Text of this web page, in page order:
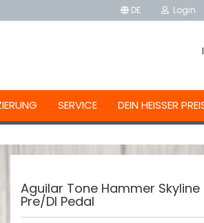
DE Login
SERVICE DEIN HEISSER
Aguilar Tone Hammer Skyline
Pre/DI Pedal